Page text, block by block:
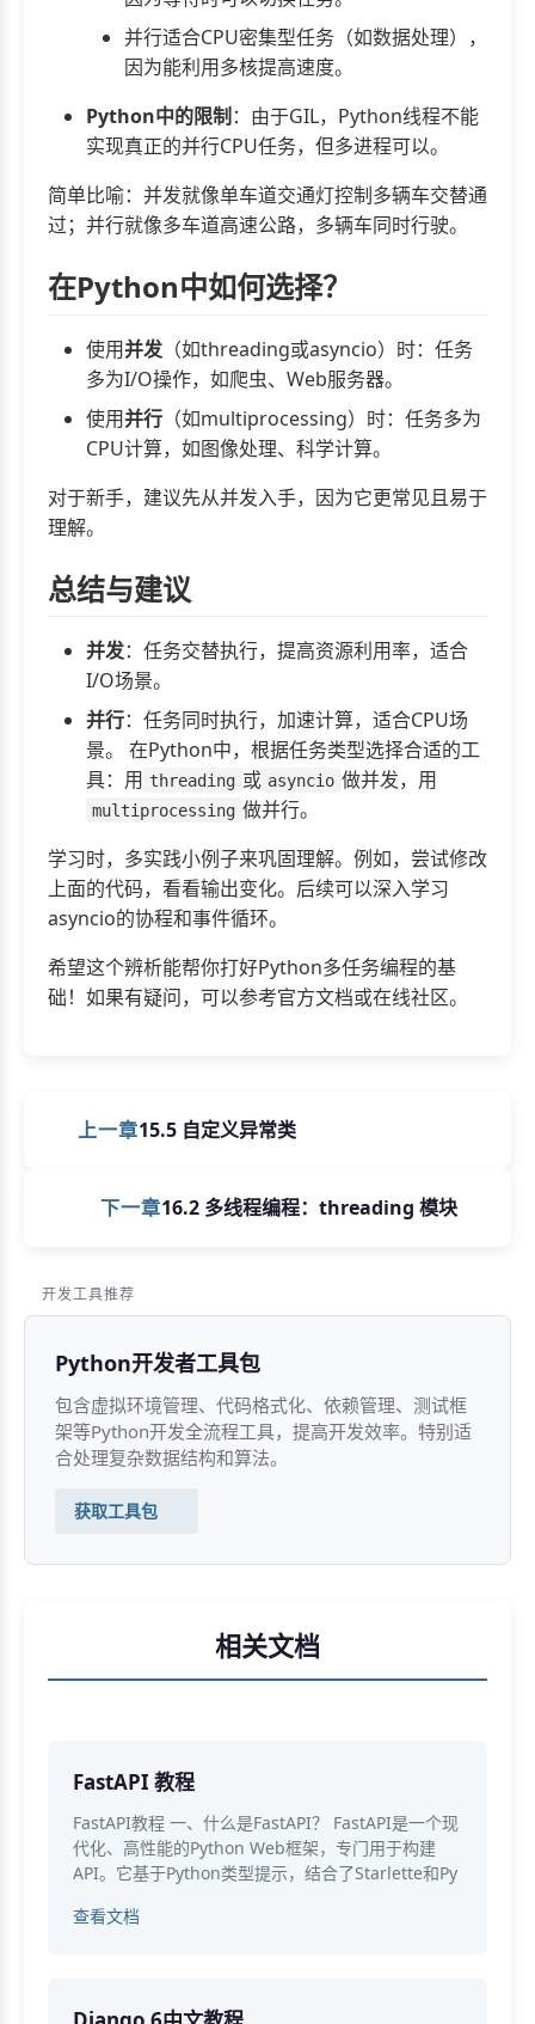
并行适合CPU密集型任务（如数据处理），
因为能利用多核提高速度。
Python中的限制 ：由于GIL，Python线程不能
实现真正的并行CPU任务，但多进程可以。
简单比喻：并发就像单车道交通灯控制多辆车交替通
过；并行就像多车道高速公路，多辆车同时行驶。
在Python中如何选择？
使用并发 （如threading或asyncio）时：任务
多为I/O操作，如爬虫、Web服务器。
使用并行 （如multiprocessing）时：任务多为
CPU计算，如图像处理、科学计算。
对于新手，建议先从并发入手，因为它更常见且易于
理解。
总结与建议
并发：任务交替执行，提高资源利用率，适合
I/O场景。
并行：任务同时执行，加速计算，适合CPU场
景。 在Python中，根据任务类型选择合适的工
具：用 threading 或 asyncio 做并发，用
multiprocessing 做并行。
学习时，多实践小例子来巩固理解。例如，尝试修改
上面的代码，看看输出变化。后续可以深入学习
asyncio的协程和事件循环。
希望这个辨析能帮你打好Python多任务编程的基
础！如果有疑问，可以参考官方文档或在线社区。
上一章15.5 自定义异常类
下一章16.2 多线程编程：threading 模块
开发工具推荐
Python开发者工具包
包含虚拟环境管理、代码格式化、依赖管理、测试框
架等Python开发全流程工具，提高开发效率。特别适
合处理复杂数据结构和算法。
获取工具包
相关文档
FastAPI 教程
FastAPI教程 一、什么是FastAPI？ FastAPI是一个现
代化、高性能的Python Web框架，专门用于构建
API。它基于Python类型提示，结合了Starlette和Py
查看文档